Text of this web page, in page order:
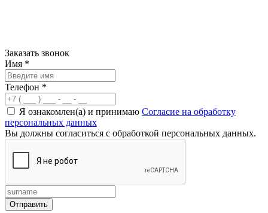
Заказать звонок
Имя *
Телефон *
Я ознакомлен(а) и принимаю Согласие на обработку
персональных данных
Вы должны согласиться с обработкой персональных данных.